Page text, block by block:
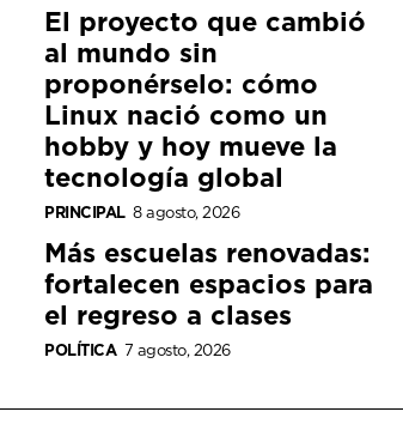
El proyecto que cambió
al mundo sin
proponérselo: cómo
Linux nació como un
hobby y hoy mueve la
tecnología global
PRINCIPAL 8 agosto, 2026
Más escuelas renovadas:
fortalecen espacios para
el regreso a clases
POLÍTICA 7 agosto, 2026